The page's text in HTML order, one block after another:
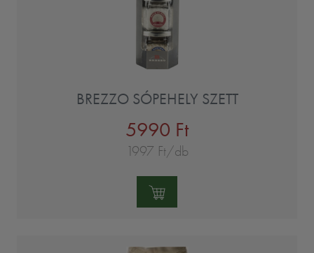
BREZZO SÓPEHELY SZETT
5990 Ft
1997 Ft/db
Mennyiség: